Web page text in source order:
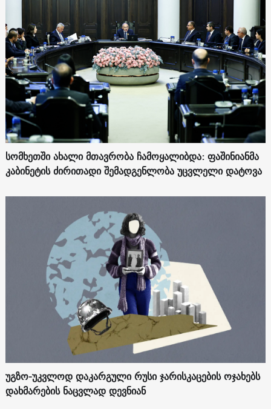
სომხეთში ახალი მთავრობა ჩამოყალიბდა: ფაშინიანმა
კაბინეტის ძირითადი შემადგენლობა უცვლელი დატოვა
უგზო-უკვლოდ დაკარგული რუსი ჯარისკაცების ოჯახებს
დახმარების ნაცვლად დევნიან